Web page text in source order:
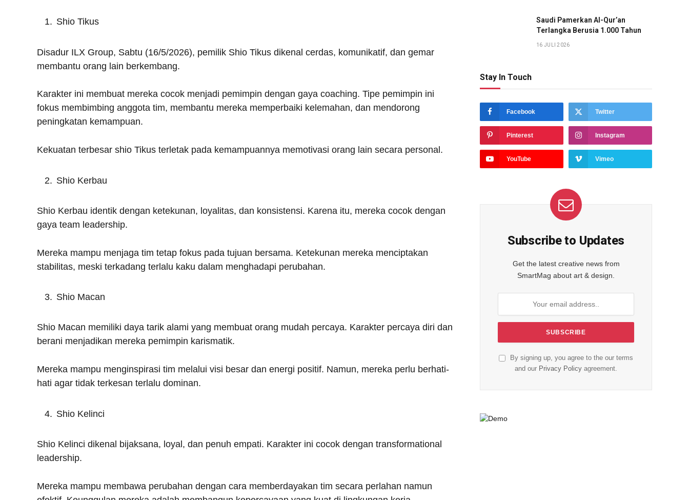
Shio Tikus
Disadur ILX Group, Sabtu (16/5/2026), pemilik Shio Tikus dikenal cerdas, komunikatif, dan gemar
membantu orang lain berkembang.
Karakter ini membuat mereka cocok menjadi pemimpin dengan gaya coaching. Tipe pemimpin ini
fokus membimbing anggota tim, membantu mereka memperbaiki kelemahan, dan mendorong
peningkatan kemampuan.
Kekuatan terbesar shio Tikus terletak pada kemampuannya memotivasi orang lain secara personal.
Shio Kerbau
Shio Kerbau identik dengan ketekunan, loyalitas, dan konsistensi. Karena itu, mereka cocok dengan
gaya team leadership.
Mereka mampu menjaga tim tetap fokus pada tujuan bersama. Ketekunan mereka menciptakan
stabilitas, meski terkadang terlalu kaku dalam menghadapi perubahan.
Shio Macan
Shio Macan memiliki daya tarik alami yang membuat orang mudah percaya. Karakter percaya diri dan
berani menjadikan mereka pemimpin karismatik.
Mereka mampu menginspirasi tim melalui visi besar dan energi positif. Namun, mereka perlu berhati-
hati agar tidak terkesan terlalu dominan.
Shio Kelinci
Shio Kelinci dikenal bijaksana, loyal, dan penuh empati. Karakter ini cocok dengan transformational
leadership.
Mereka mampu membawa perubahan dengan cara memberdayakan tim secara perlahan namun
Saudi Pamerkan Al-Qur’an
Terlangka Berusia 1.000 Tahun
16 JULI 2026
Stay In Touch
Facebook Twitter
Pinterest Instagram
YouTube Vimeo
Subscribe to Updates
Get the latest creative news from
SmartMag about art & design.
By signing up, you agree to the our terms
and our Privacy Policy agreement.